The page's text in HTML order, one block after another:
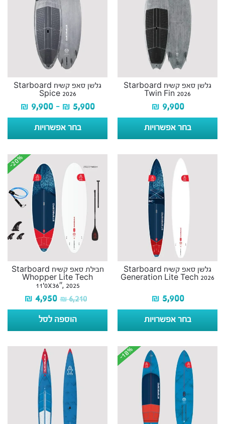
גלשן סאפ קשיח Starboard
Twin Fin 2026
₪ 9,900
בחר אפשרויות
גלשן סאפ קשיח Starboard
Spice 2026
₪ 5,900
–
₪ 9,900
בחר אפשרויות
גלשן סאפ קשיח Starboard
Generation Lite Tech 2026
₪ 5,900
בחר אפשרויות
-20%
-20%
חבילת סאפ קשיח Starboard
Whopper Lite Tech
11’0x36″, 2025
₪6,210
₪ 4,950
הוספה לסל
-18%
-18%